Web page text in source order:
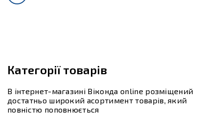
Категорії товарів
В інтернет-магазині Віконда online розміщений
достатньо широкий асортимент товарів, який
повністю поповнюється